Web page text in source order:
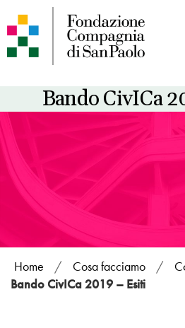
Bando CivICa
Home / Cosa facciamo /
Bando CivICa 2019 – Esiti